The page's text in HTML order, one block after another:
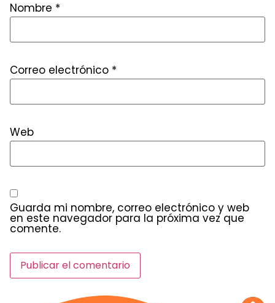
Nombre *
Correo electrónico *
Web
Guarda mi nombre, correo electrónico y web
en este navegador para la próxima vez que
comente.